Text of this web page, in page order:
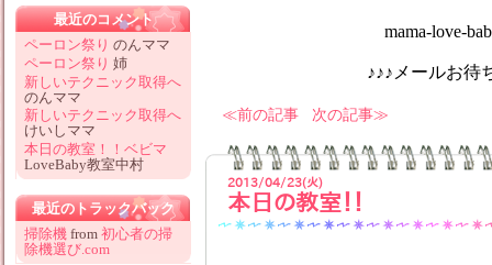
mama-love-
♪♪♪メールお待ちして
前の記事 次の記事
2013/04/23(火)
本日の教室！！
最近のコメント
ペーロン祭り のんママ
ペーロン祭り 姉
新しいテクニック取得へ
のんママ
新しいテクニック取得へ
けいしママ
本日の教室！！ベビマ
LoveBaby教室中村
最近のトラックバック
掃除機 from 初心者の掃
除機選び.com